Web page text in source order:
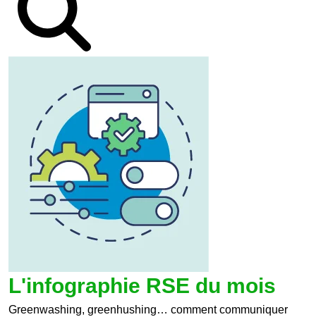
L'infographie RSE du mois
Greenwashing, greenhushing… comment communiquer